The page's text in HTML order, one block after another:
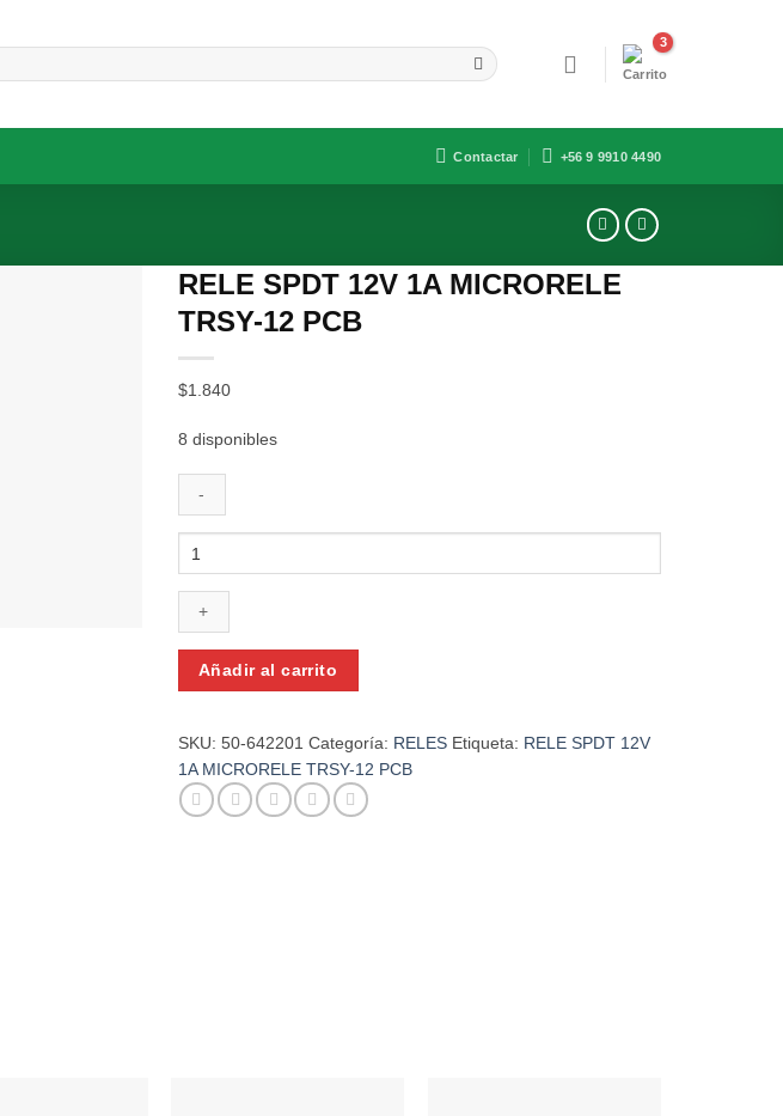
Contactar +56 9 9910 4490
RELE SPDT 12V 1A MICRORELE
TRSY-12 PCB
$1.840
8 disponibles
12V
MICRORELE
TRSY-
cantidad
Añadir al carrito
SKU: 50-642201 Categoría: RELES Etiqueta: RELE SPDT 12V
1A MICRORELE TRSY-12 PCB